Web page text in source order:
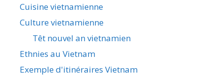
Cuisine vietnamienne
Culture vietnamienne
Têt nouvel an vietnamien
Ethnies au Vietnam
Exemple d'itinéraires Vietnam